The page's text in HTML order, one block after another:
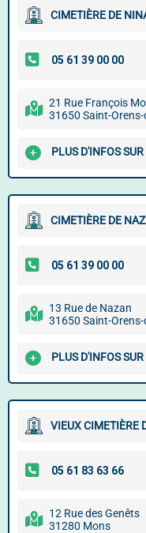
CIMETIÈRE DE
21 Rue François
31650 Saint-
PLUS D'INFOS
CIMETIÈRE DE
13 Rue de Nazan
31650 Saint-
PLUS D'INFOS
VIEUX CIMETIÈRE
12 Rue des Genêts
31280 Mons